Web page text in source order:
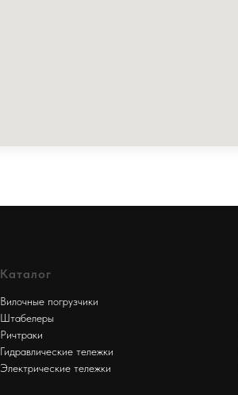
Каталог
Вилочные погрузчики
Штабелеры
Ричтраки
Гидравлические тележки
Электрические тележки